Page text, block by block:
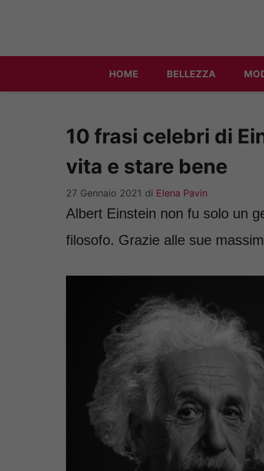
HOME BELLEZZA
10 frasi celebri di
vita e stare bene
27 Gennaio 2021 di Elena Pavin
Albert Einstein non fu solo un
filosofo. Grazie alle sue